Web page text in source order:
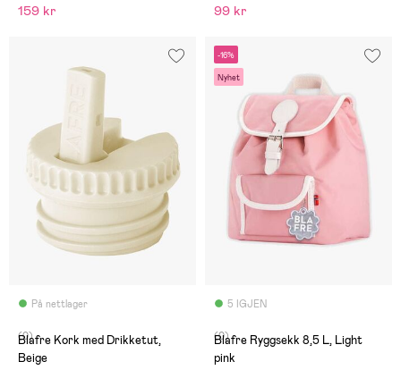
159 kr 99 kr
På nettlager
(0)
Blafre Kork med Drikketut,
Beige
-16%
Nyhet
5 IGJEN
(0)
Blafre Ryggsekk 8,5 L, Light
pink